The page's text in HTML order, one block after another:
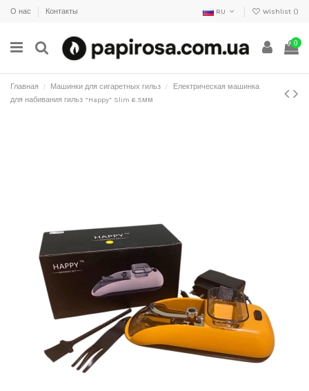
О нас Контакты RU Wishlist ()
0
Главная Машинки для сигаретных гильз
Електрическая машинка
для набивания гильз “Happy” Slim 6.5мм